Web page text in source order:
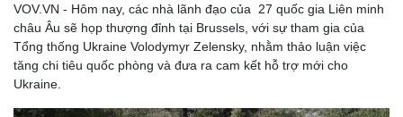
VOV.VN - Hôm nay, các nhà lãnh đạo của 27 quốc gia Liên minh
châu Âu sẽ họp thượng đỉnh tại Brussels, với sự tham gia của
Tổng thống Ukraine Volodymyr Zelensky, nhằm thảo luận việc
tăng chi tiêu quốc phòng và đưa ra cam kết hỗ trợ mới cho
Ukraine.